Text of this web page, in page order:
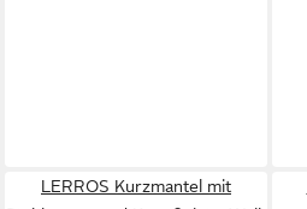
LERROS Kurzmantel mit